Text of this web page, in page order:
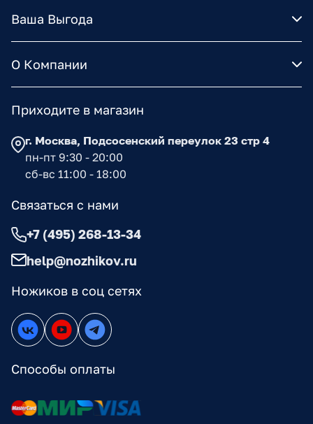
Ваша Выгода
О Компании
Ножиков в соц сетях
Способы оплаты
Приходите в магазин
г. Москва, Подсосенский переулок 23 стр 4
пн-пт 9:30 - 20:00
сб-вс 11:00 - 18:00
Связаться с нами
+7 (495) 268-13-34
help@nozhikov.ru